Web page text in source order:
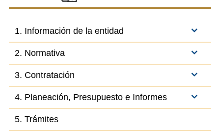
1. Información de la entidad
2. Normativa
3. Contratación
4. Planeación, Presupuesto e Informes
5. Trámites